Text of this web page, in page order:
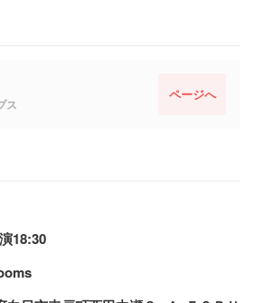
ス
ページへ
18:30